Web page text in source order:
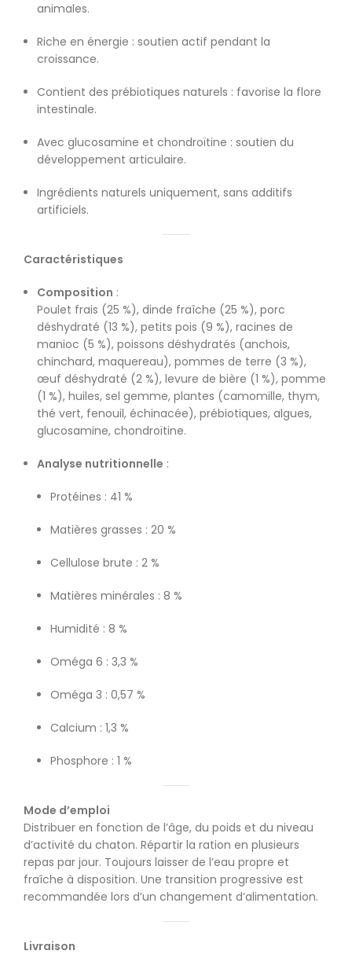
animales.
Riche en énergie : soutien actif pendant la
croissance.
Contient des prébiotiques naturels : favorise la flore
intestinale.
Avec glucosamine et chondroïtine : soutien du
développement articulaire.
Ingrédients naturels uniquement, sans additifs
artificiels.
Caractéristiques
Composition :
Poulet frais (25 %), dinde fraîche (25 %), porc
déshydraté (13 %), petits pois (9 %), racines de
manioc (5 %), poissons déshydratés (anchois,
chinchard, maquereau), pommes de terre (3 %),
œuf déshydraté (2 %), levure de bière (1 %), pomme
(1 %), huiles, sel gemme, plantes (camomille, thym,
thé vert, fenouil, échinacée), prébiotiques, algues,
glucosamine, chondroïtine.
Analyse nutritionnelle :
Protéines : 41 %
Matières grasses : 20 %
Cellulose brute : 2 %
Matières minérales : 8 %
Humidité : 8 %
Oméga 6 : 3,3 %
Oméga 3 : 0,57 %
Calcium : 1,3 %
Phosphore : 1 %
Mode d’emploi
Distribuer en fonction de l’âge, du poids et du niveau
d’activité du chaton. Répartir la ration en plusieurs
repas par jour. Toujours laisser de l’eau propre et
fraîche à disposition. Une transition progressive est
recommandée lors d’un changement d’alimentation.
Livraison